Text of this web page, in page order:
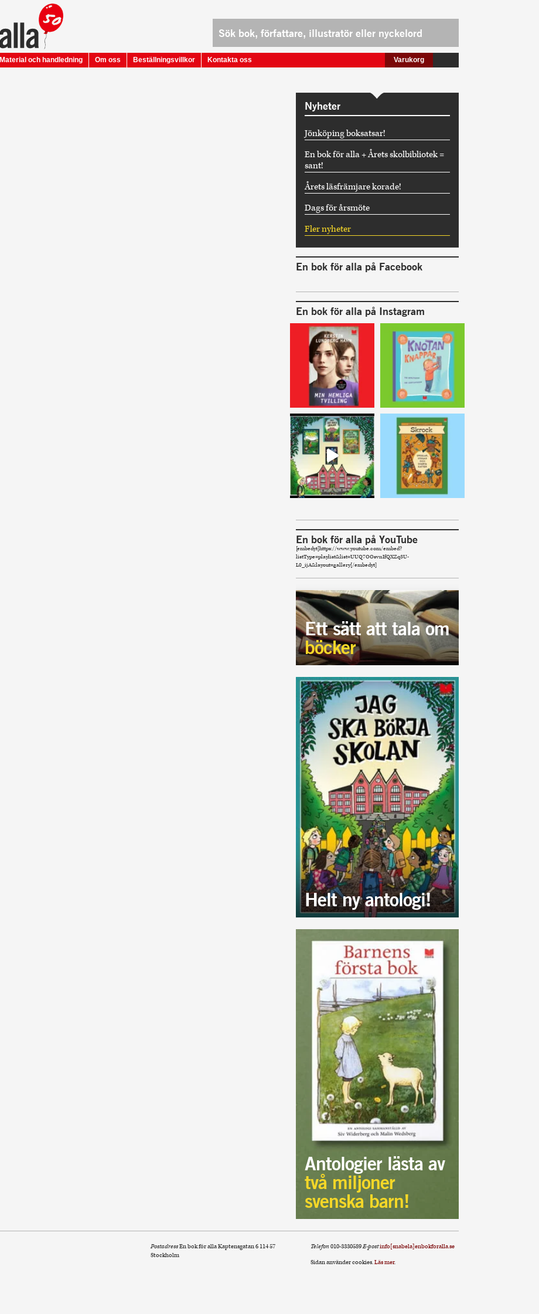
Material och handledning Om oss Beställningsvillkor Kontakta oss Varukorg
Nyheter
Jönköping boksatsar!
En bok för alla + Årets skolbibliotek =
sant!
Årets läsfrämjare korade!
Dags för årsmöte
Fler nyheter
En bok för alla på Facebook
En bok för alla på Instagram
En bok för alla på YouTube
[embedyt]https://www.youtube.com/embed?
listType=playlist&list=UUQ7OOsvnIfQXZq3U-
L0_ijA&layout=gallery[/embedyt]
Ett sätt att tala om
böcker
Helt ny antologi!
Antologier lästa av
två miljoner
svenska barn!
Telefon010-3330589E-postinfo[snabela]enbokforalla.se
Sidan använder cookies.Läs mer.
PostadressEn bok för alla Kaptensgatan 6 114 57
Stockholm